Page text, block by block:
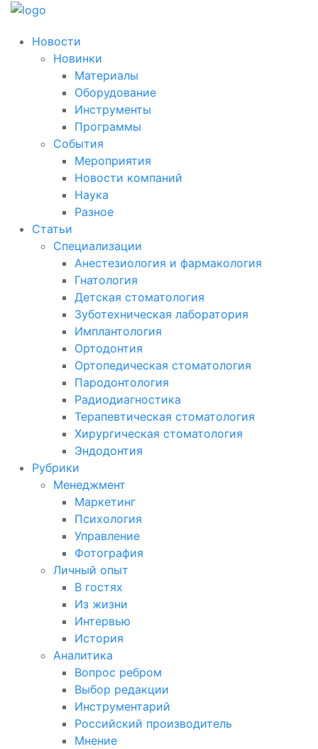
Новости
Новинки
Материалы
Оборудование
Инструменты
Программы
События
Мероприятия
Новости компаний
Наука
Разное
Статьи
Специализации
Анестезиология и фармакология
Гнатология
Детская стоматология
Зуботехническая лаборатория
Имплантология
Ортодонтия
Ортопедическая стоматология
Пародонтология
Радиодиагностика
Терапевтическая стоматология
Хирургическая стоматология
Эндодонтия
Рубрики
Менеджмент
Маркетинг
Психология
Управление
Фотография
Личный опыт
В гостях
Из жизни
Интервью
История
Аналитика
Вопрос ребром
Выбор редакции
Инструментарий
Российский производитель
Мнение